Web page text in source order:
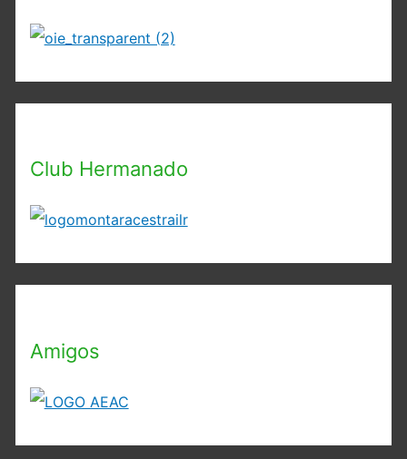
Club Hermanado
Amigos